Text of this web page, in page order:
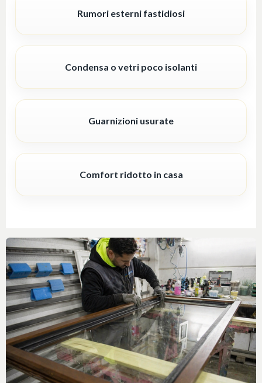
Rumori esterni fastidiosi
Condensa o vetri poco isolanti
Guarnizioni usurate
Comfort ridotto in casa